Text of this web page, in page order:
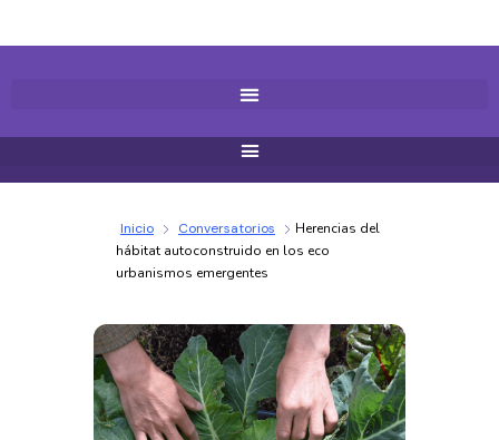
Inicio Conversatorios
Herencias del
hábitat autoconstruido en los eco
urbanismos emergentes